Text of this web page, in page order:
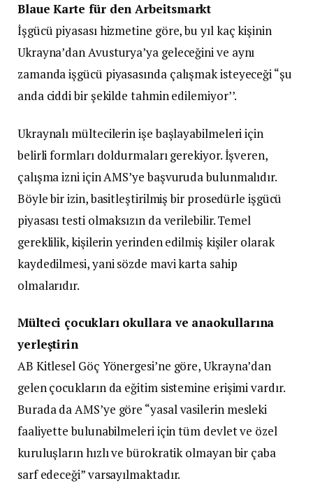
Blaue Karte für den Arbeitsmarkt
İşgücü piyasası hizmetine göre, bu yıl kaç kişinin
Ukrayna’dan Avusturya’ya geleceğini ve aynı
zamanda işgücü piyasasında çalışmak isteyeceği “şu
anda ciddi bir şekilde tahmin edilemiyor’’.
Ukraynalı mültecilerin işe başlayabilmeleri için
belirli formları doldurmaları gerekiyor. İşveren,
çalışma izni için AMS’ye başvuruda bulunmalıdır.
Böyle bir izin, basitleştirilmiş bir prosedürle işgücü
piyasası testi olmaksızın da verilebilir. Temel
gereklilik, kişilerin yerinden edilmiş kişiler olarak
kaydedilmesi, yani sözde mavi karta sahip
olmalarıdır.
Mülteci çocukları okullara ve anaokullarına
yerleştirin
AB Kitlesel Göç Yönergesi’ne göre, Ukrayna’dan
gelen çocukların da eğitim sistemine erişimi vardır.
Burada da AMS’ye göre “yasal vasilerin mesleki
faaliyette bulunabilmeleri için tüm devlet ve özel
kuruluşların hızlı ve bürokratik olmayan bir çaba
sarf edeceği” varsayılmaktadır.